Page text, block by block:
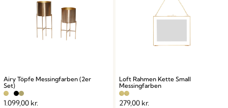
Airy Töpfe Messingfarben (2er
Set)
1.099,00 kr.
Loft Rahmen Kette Small
Messingfarben
279,00 kr.